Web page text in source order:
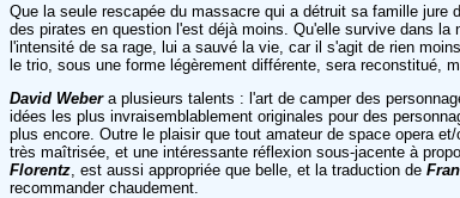
Que la seule rescapée du massacre qui a détruit sa famille
des pirates en question l'est déjà moins. Qu'elle survive dans
l'intensité de sa rage, lui a sauvé la vie, car il s'agit de rien
le trio, sous une forme légèrement différente, sera reconstitué,
David Webera plusieurs talents : l'art de camper des
idées les plus invraisemblablement originales pour des
plus encore. Outre le plaisir que tout amateur de space opera
très maîtrisée, et une intéressante réflexion sous-jacente à
Florentz , est aussi appropriée que belle, et la traduction de
recommander chaudement.